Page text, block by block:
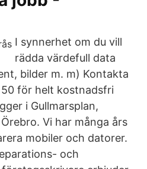
I synnerhet om du vill
rädda värdefull data
bilder m. m) Kontakta
för helt kostnadsfri
i Gullmarsplan,
Vi har många års
mobiler och datorer.
och